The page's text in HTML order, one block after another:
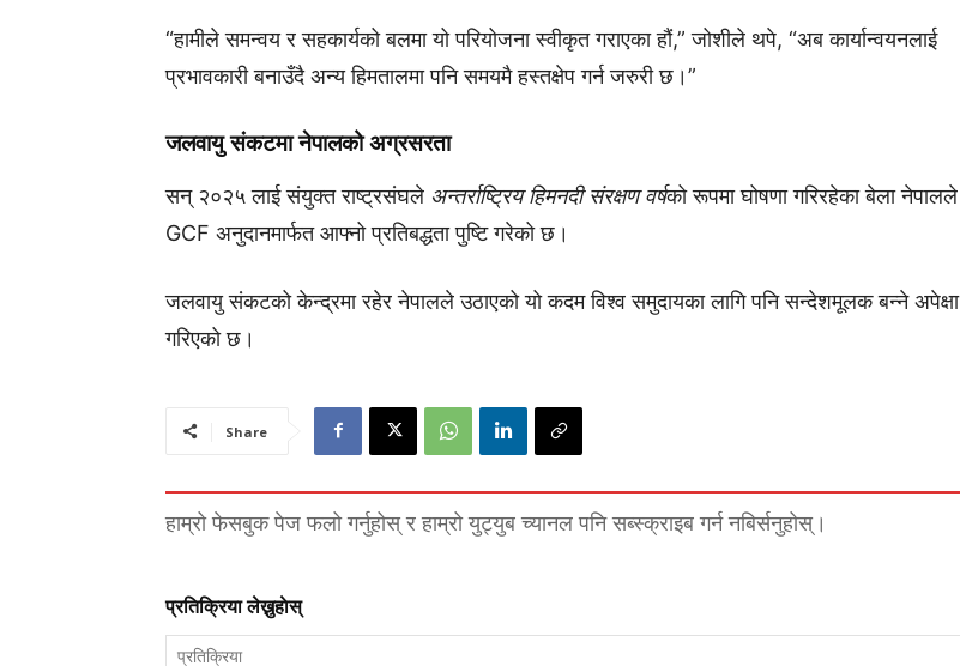
“हामीले समन्वय र सहकार्यको बलमा यो परियोजना स्वीकृत गराएका हौं,” जोशीले थपे, “अब कार्यान्वयनलाई
प्रभावकारी बनाउँदै अन्य हिमतालमा पनि समयमै हस्तक्षेप गर्न जरुरी छ।”
जलवायु संकटमा नेपालको अग्रसरता
सन् २०२५ लाई संयुक्त राष्ट्रसंघले अन्तर्राष्ट्रिय हिमनदी संरक्षण वर्षको रूपमा घोषणा गरिरहेका बेला नेपालले
GCF अनुदानमार्फत आफ्नो प्रतिबद्धता पुष्टि गरेको छ।
जलवायु संकटको केन्द्रमा रहेर नेपालले उठाएको यो कदम विश्व समुदायका लागि पनि सन्देशमूलक बन्ने अपेक्षा
गरिएको छ।
Share
हाम्रो फेसबुक पेज फलो गर्नुहोस् र हाम्रो युट्युब च्यानल पनि सब्स्क्राइब गर्न नबिर्सनुहोस्।
प्रतिक्रिया लेख्नुहाेस्